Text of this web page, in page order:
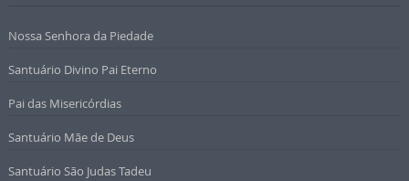
Nossa Senhora da Piedade
Santuário Divino Pai Eterno
Pai das Misericórdias
Santuário Mãe de Deus
Santuário São Judas Tadeu